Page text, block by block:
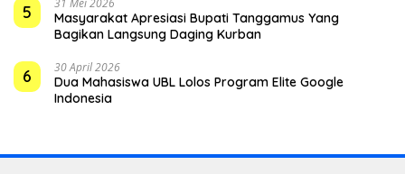
5 31 Mei 2026
Masyarakat Apresiasi Bupati Tanggamus Yang
Bagikan Langsung Daging Kurban
6 30 April 2026
Dua Mahasiswa UBL Lolos Program Elite Google
Indonesia